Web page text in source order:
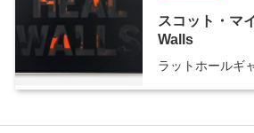
スコット・マ
Walls
ラットホールギ